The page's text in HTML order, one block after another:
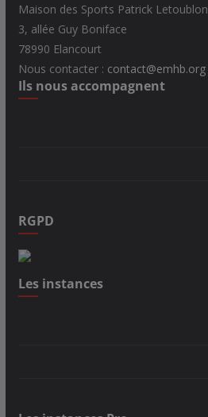
Maison des Sports Patrick Letoublon
3, allée Guy Boniface
78990 Elancourt
Nous contacter : contact@emhb.org
Ils nous accompagnent
RGPD
Les instances